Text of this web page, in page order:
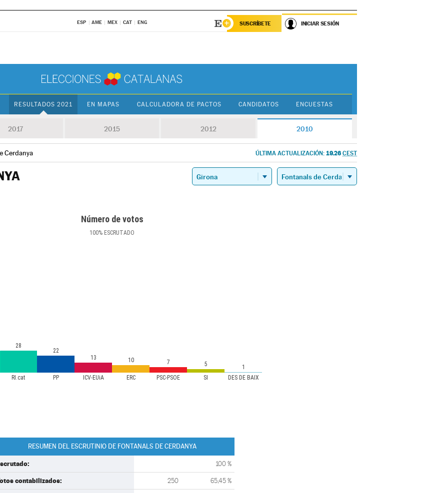
ESP AME MEX CAT ENG SUSCRÍBETE INICIAR SESIÓN
RESULTADOS 2021 EN MAPAS CALCULADORA DE PACTOS CANDIDATOS ENCUESTAS
2017 2015 2012 2010
Cerdanya ÚLTIMA ACTUALIZACIÓN: 19.26 CEST
Número de votos
100% ESCRUTADO
RI.cat PP ICV-EUiA ERC PSC-PSOE SI DES DE BAIX
28
22
13
10 7 5 1
RESUMEN DEL ESCRUTINIO DE FONTANALS DE CERDANYA
100 %
contabilizados: 250 65,45 %